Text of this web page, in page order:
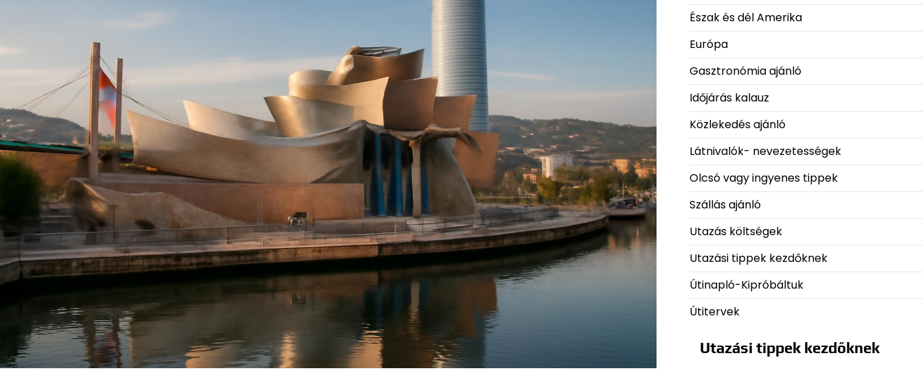
Észak és dél Amerika
Európa
Gasztronómia ajánló
Időjárás kalauz
Közlekedés ajánló
Látnivalók- nevezetességek
Olcsó vagy ingyenes tippek
Szállás ajánló
Utazás költségek
Utazási tippek kezdőknek
Útinapló-Kipróbáltuk
Útitervek
Utazási tippek kezdőknek